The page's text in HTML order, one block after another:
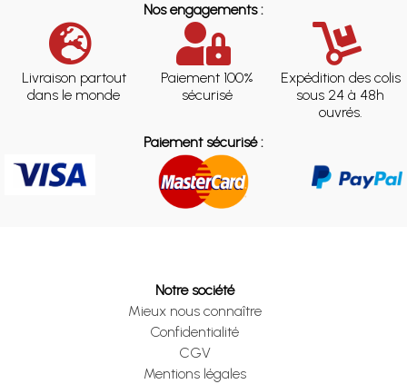
Nos engagements :
Livraison partout
dans le monde
Paiement 100%
sécurisé
Expédition des colis
sous 24 à 48h
ouvrés.
Paiement sécurisé :
Notre société
Mieux nous connaître
Confidentialité
CGV
Mentions légales